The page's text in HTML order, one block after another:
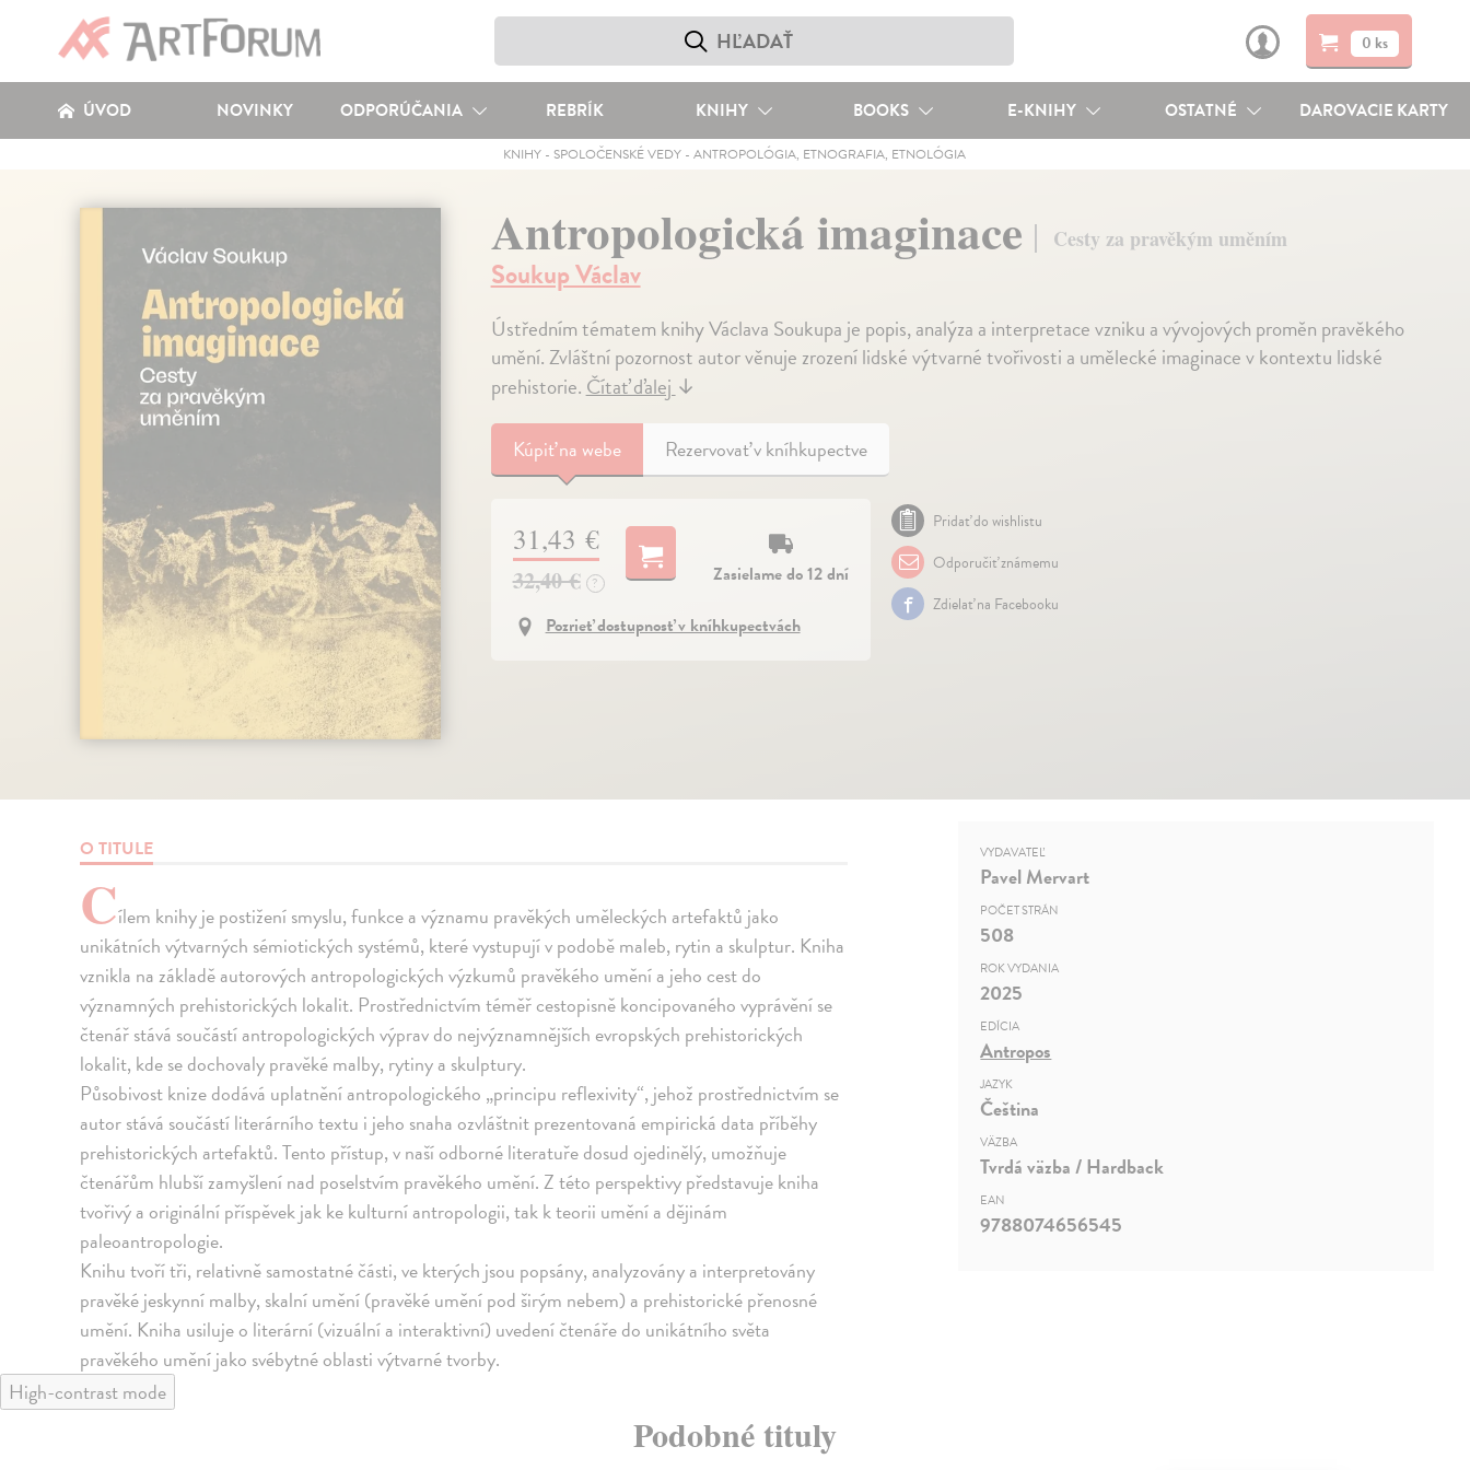
0 ks
ÚVOD NOVINKY ODPORÚČANIA REBRÍK KNIHY BOOKS E-KNIHY OSTATNÉ DAROVACIE KARTY
KNIHY - SPOLOČENSKÉ VEDY -ANTROPOLÓGIA, ETNOGRAFIA, ETNOLÓGIA
Antropologická imaginace Cesty za pravěkým uměním
Soukup Václav
Ústředním tématem knihy Václava Soukupa je popis, analýza a interpretace vzniku a vývojových proměn pravěkého
umění. Zvláštní pozornost autor věnuje zrození lidské výtvarné tvořivosti a umělecké imaginace v kontextu lidské
prehistorie.Čítať ďalej↓
Kúpiťna webe Rezervovať v kníhkupectve
31,43 €
32,40 € ?
Zasielame do 12 dní
Pozrieť dostupnosť v kníhkupectvách
Pridať do wishlistu
Odporučiť známemu
Zdielať na Facebooku
O TITULE
Cílem knihy je postižení smyslu, funkce a významu pravěkých uměleckých artefaktů jako
unikátních výtvarných sémiotických systémů, které vystupují v podobě maleb, rytin a skulptur. Kniha
vznikla na základě autorových antropologických výzkumů pravěkého umění a jeho cest do
významných prehistorických lokalit. Prostřednictvím téměř cestopisně koncipovaného vyprávění se
čtenář stává součástí antropologických výprav do nejvýznamnějších evropských prehistorických
lokalit, kde se dochovaly pravěké malby, rytiny a skulptury.
Působivost knize dodává uplatnění antropologického „principu reflexivity“, jehož prostřednictvím se
autor stává součástí literárního textu i jeho snaha ozvláštnit prezentovaná empirická data příběhy
prehistorických artefaktů. Tento přístup, v naší odborné literatuře dosud ojedinělý, umožňuje
čtenářům hlubší zamyšlení nad poselstvím pravěkého umění. Z této perspektivy představuje kniha
tvořivý a originální příspěvek jak ke kulturní antropologii, tak k teorii umění a dějinám
paleoantropologie.
Knihu tvoří tři, relativně samostatné části, ve kterých jsou popsány, analyzovány a interpretovány
pravěké jeskynní malby, skalní umění (pravěké umění pod širým nebem) a prehistorické přenosné
umění. Kniha usiluje o literární (vizuální a interaktivní) uvedení čtenáře do unikátního světa
pravěkého umění jako svébytné oblasti výtvarné tvorby.
VYDAVATEĽ
Pavel Mervart
POČET STRÁN
508
ROK VYDANIA
2025
EDÍCIA
Antropos
JAZYK
Čeština
VÄZBA
Tvrdá väzba / Hardback
EAN
9788074656545
High-contrast mode
Podobné tituly